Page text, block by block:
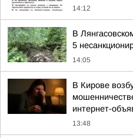
14:12
В
5
14:05
В Кирове
интернет-
13:48